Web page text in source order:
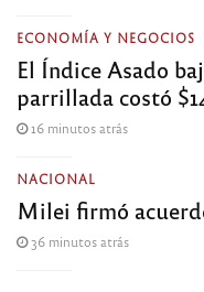
ECONOMÍA Y NEGOCIOS
El Índice Asado
parrillada costó
16 minutos atrás
NACIONAL
Milei firmó
36 minutos atrás